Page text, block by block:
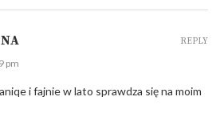
pm
i fajnie w lato sprawdza się na moim
REPLY